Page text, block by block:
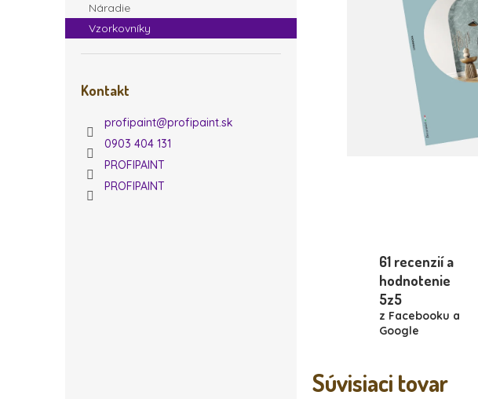
Náradie
Vzorkovníky
Kontakt
profipaint@profipaint.sk
0903 404 131
PROFIPAINT
PROFIPAINT
61 recenzií a
hodnotenie
5z5
z Facebooku a
Google
Súvisiaci tovar